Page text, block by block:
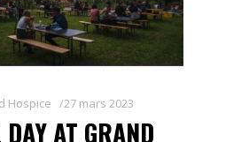
Hospice 27 mars 2023
AT GRAND